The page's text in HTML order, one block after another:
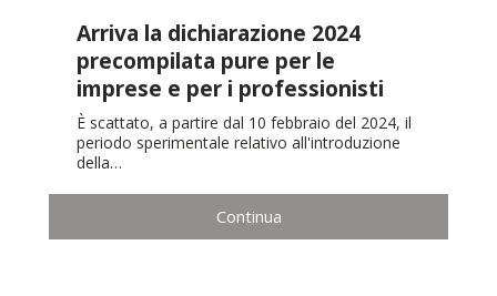
Arriva la dichiarazione 2024
precompilata pure per le
imprese e per i professionisti
È scattato, a partire dal 10 febbraio del 2024, il
periodo sperimentale relativo all'introduzione
della…
Continua